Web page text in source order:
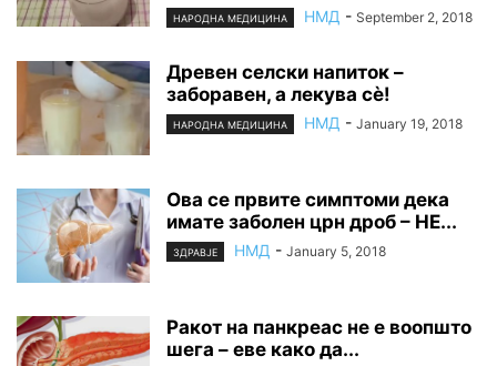
НАРОДНА МЕДИЦИНА НМД - September 2, 2018
Древен селски напиток –
заборавен, а лекува сè!
НАРОДНА МЕДИЦИНА НМД - January 19, 2018
Ова се првите симптоми дека
имате заболен црн дроб – НЕ...
ЗДРАВЈЕ НМД - January 5, 2018
Ракот на панкреас не е воопшто
шега – еве како да...